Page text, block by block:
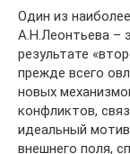
Один из
А.Н.Леонтьева –
результате
прежде всего
новых
конфликтов,
идеальный
внешнего поля,